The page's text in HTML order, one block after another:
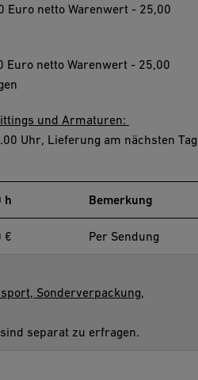
netto Warenwert - 25,00
netto Warenwert - 25,00
und Armaturen:
Uhr, Lieferung am nächsten Tag
h Bemerkung
€ Per Sendung
Sonderverpackung,
zu erfragen.